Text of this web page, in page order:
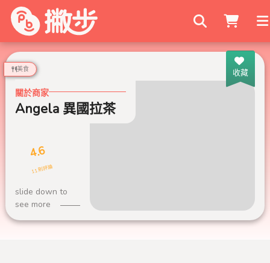
搜尋商家
收藏
美食
關於商家
Angela 異國拉茶
4.6
11 則評論
slide down to
see more